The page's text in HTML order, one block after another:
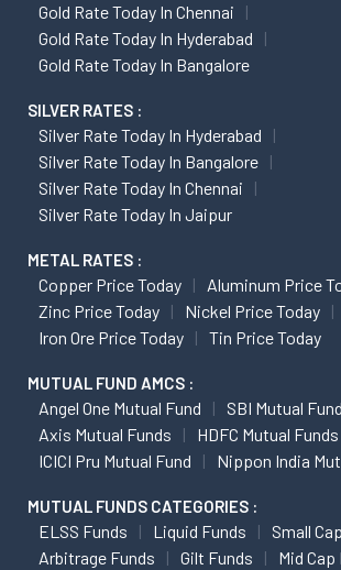
Gold Rate Today In Chennai
Gold Rate Today In Hyderabad
Gold Rate Today In Bangalore
SILVER RATES :
Silver Rate Today In Hyderabad
Silver Rate Today In Bangalore
Silver Rate Today In Chennai
Silver Rate Today In Jaipur
METAL RATES :
Copper Price Today
Aluminum Price
Zinc Price Today
Nickel Price Today
Iron Ore Price Today
Tin Price Today
MUTUAL FUND AMCS :
Angel One Mutual Fund
SBI Mutual
Axis Mutual Funds
HDFC Mutual Funds
ICICI Pru Mutual Fund
Nippon India
MUTUAL FUNDS CATEGORIES :
ELSS Funds Liquid Funds
Small
Arbitrage Funds
Gilt Funds
Mid Cap